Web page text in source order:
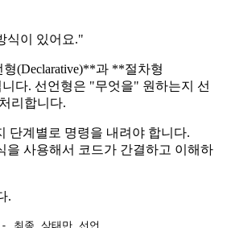
식이 있어요."
(Declarative)**과 **절차형
다. 선언형은 "무엇을" 원하는지 선
리합니다.
단계별로 명령을 내려야 합니다.
을 사용해서 코드가 간결하고 이해하
.
최종 상태만 선언